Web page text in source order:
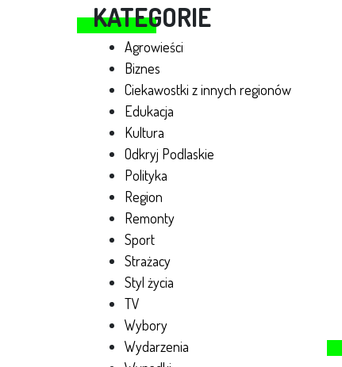
KATEGORIE
Agrowieści
Biznes
Ciekawostki z innych regionów
Edukacja
Kultura
Odkryj Podlaskie
Polityka
Region
Remonty
Sport
Strażacy
Styl życia
TV
Wybory
Wydarzenia